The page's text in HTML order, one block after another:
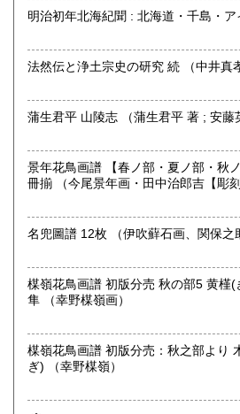
https://shobundo.shop-pro.jp/
京都線河原町駅
定休日：日曜日
メール、お電話など、お気軽にお問
本棚全体やだいたいの量、主な本など
ございましたらメールで送って頂け
いです。
総記、歴史、社会科学、美術工芸、
味、古書一般（その他）
浮世絵、木版画、古典籍、一般書籍
法然伝と浄土宗史の研究 続
蒲生君平 山陵志 （蒲生君平
景年花鳥画譜 【春ノ部・夏ノ部・秋
冊揃 （今尾景年画・田中治郎吉【彫刻師】・三木仁三郎【摺
名兜圖譜 12枚 （伊吹蘚石画、関保
楳嶺花鳥画譜 初版分売 秋の部5 黄槿(
隼 （幸野楳嶺画）
楳嶺花鳥画譜 初版分売：秋之部より 木芙蓉 (ふよう)・鷸 (し
ぎ) （幸野楳嶺）